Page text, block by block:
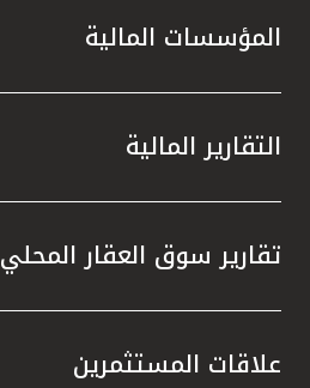
المؤسسات المالية
التقارير المالية
تقارير سوق العقار المحلي
علاقات المستثمرين